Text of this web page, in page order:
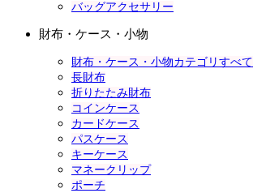
バッグアクセサリー
財布・ケース・小物
財布・ケース・小物カテゴリすべて
長財布
折りたたみ財布
コインケース
カードケース
パスケース
キーケース
マネークリップ
ポーチ